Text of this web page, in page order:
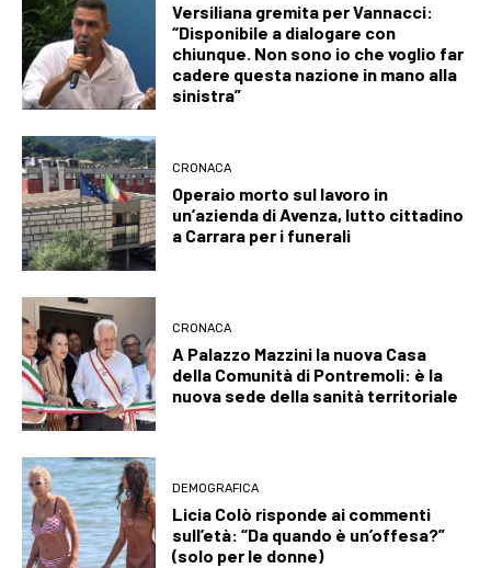
Versiliana gremita per Vannacci:
“Disponibile a dialogare con
chiunque. Non sono io che voglio far
cadere questa nazione in mano alla
sinistra”
CRONACA
Operaio morto sul lavoro in
un’azienda di Avenza, lutto cittadino
a Carrara per i funerali
CRONACA
A Palazzo Mazzini la nuova Casa
della Comunità di Pontremoli: è la
nuova sede della sanità territoriale
DEMOGRAFICA
Licia Colò risponde ai commenti
sull’età: “Da quando è un’offesa?”
(solo per le donne)